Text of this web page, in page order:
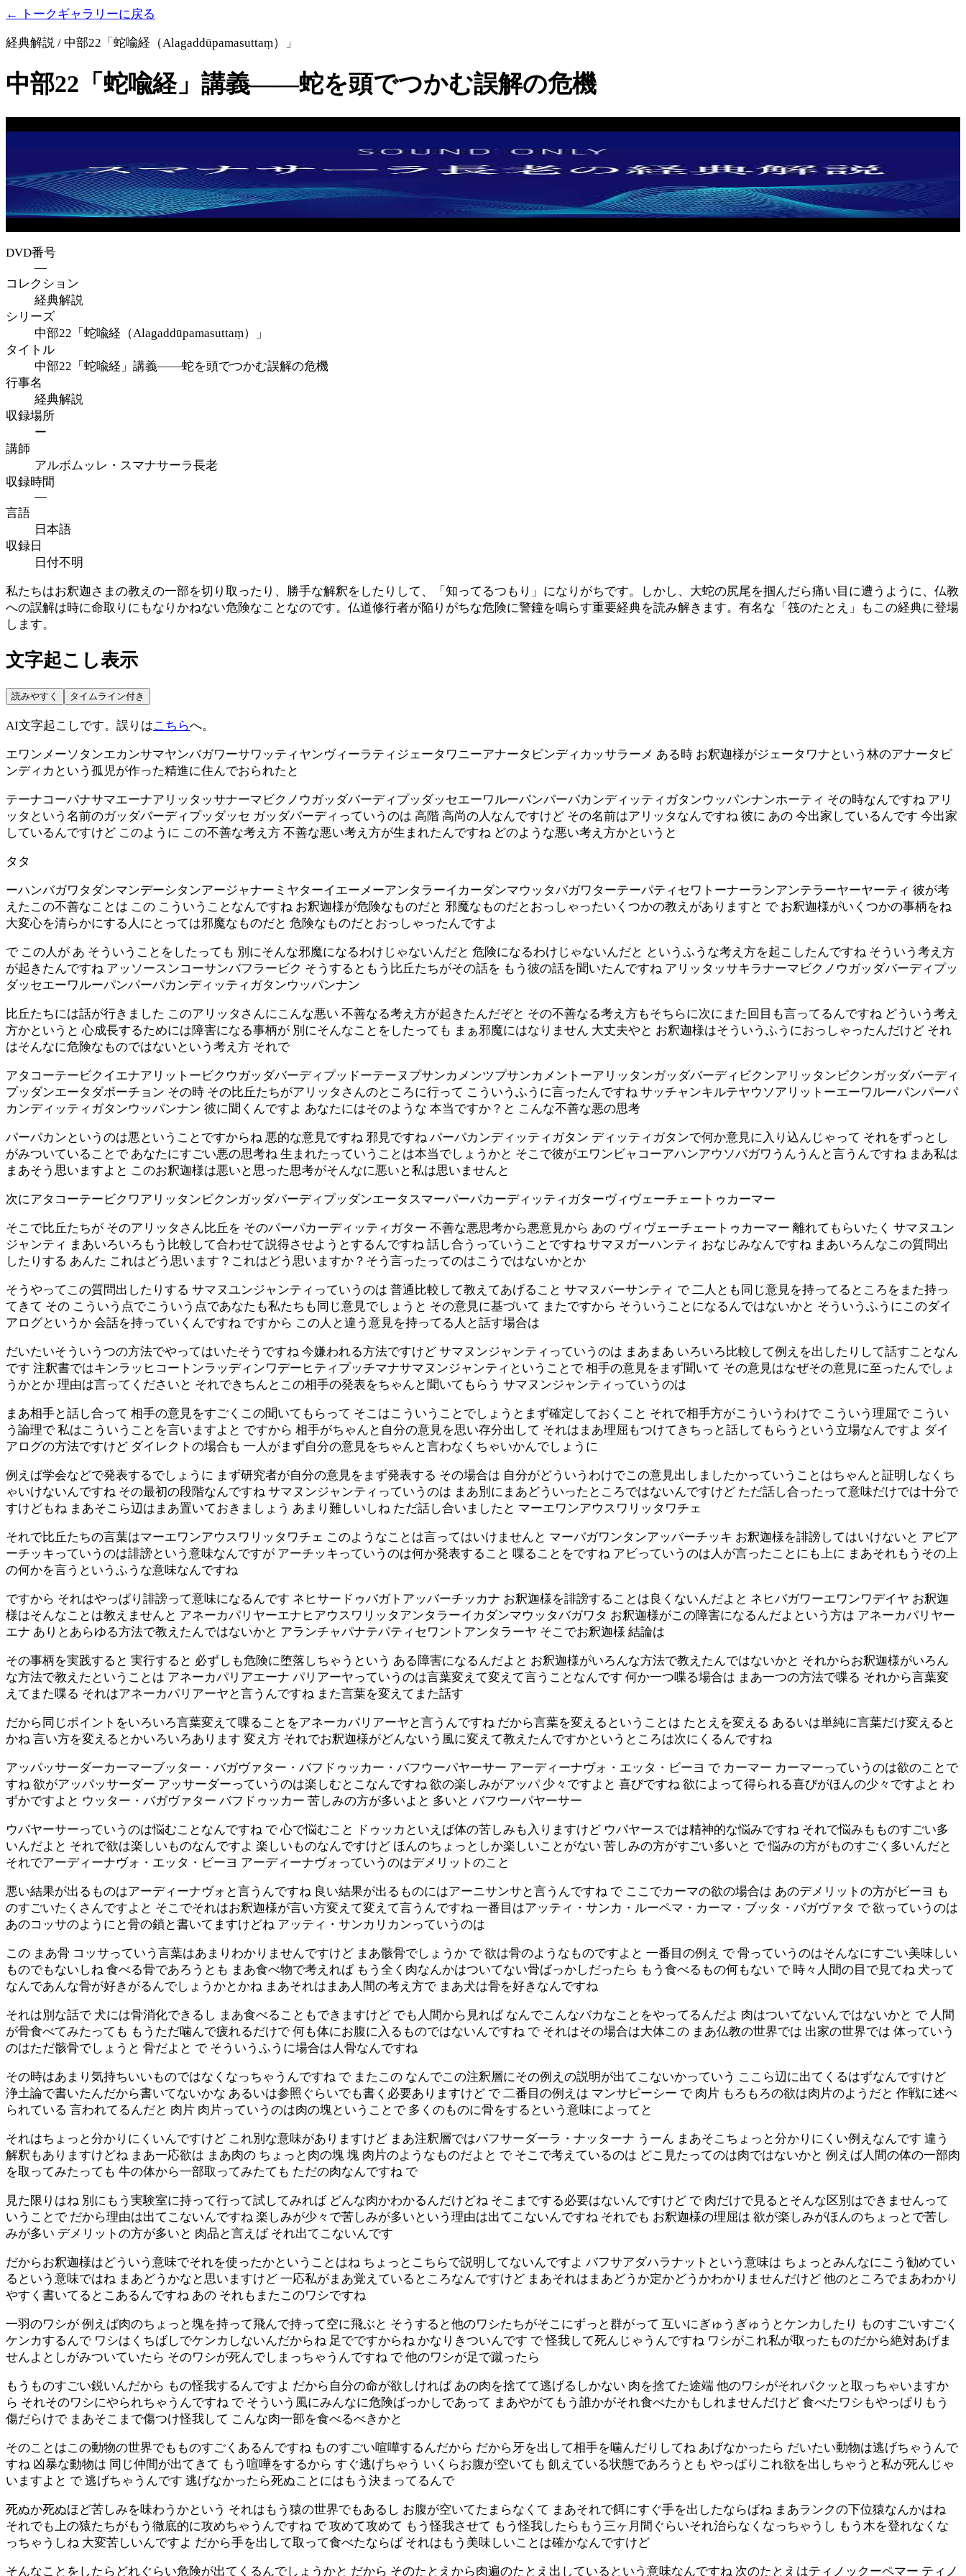
← トークギャラリーに戻る
経典解説 / 中部22「蛇喩経（Alagaddūpamasuttaṃ）」
中部22「蛇喩経」講義――蛇を頭でつかむ誤解の危機
DVD番号
—
コレクション
経典解説
シリーズ
中部22「蛇喩経（Alagaddūpamasuttaṃ）」
タイトル
中部22「蛇喩経」講義――蛇を頭でつかむ誤解の危機
行事名
経典解説
収録場所
ー
講師
アルボムッレ・スマナサーラ長老
収録時間
—
言語
日本語
収録日
日付不明
私たちはお釈迦さまの教えの一部を切り取ったり、勝手な解釈をしたりして、「知ってるつもり」になりがちです。しかし、大蛇の尻尾を掴んだら痛い目に遭うように、仏教
への誤解は時に命取りにもなりかねない危険なことなのです。仏道修行者が陥りがちな危険に警鐘を鳴らす重要経典を読み解きます。有名な「筏のたとえ」もこの経典に登場
します。
文字起こし表示
読みやすく タイムライン付き
AI文字起こしです。誤りはこちらへ。
エワンメーソタンエカンサマヤンバガワーサワッティヤンヴィーラティジェータワニーアナータピンディカッサラーメ ある時 お釈迦様がジェータワナという林のアナータピ
ンディカという孤児が作った精進に住んでおられたと
テーナコーパナサマエーナアリッタッサナーマビクノウガッダバーディプッダッセエーワルーパンパーパカンディッティガタンウッパンナンホーティ その時なんですね アリ
ッタという名前のガッダバーディプッダッセ ガッダバーディっていうのは 高階 高尚の人なんですけど その名前はアリッタなんですね 彼に あの 今出家しているんです 今出家
しているんですけど このように この不善な考え方 不善な悪い考え方が生まれたんですね どのような悪い考え方かというと
タタ
ーハンバガワタダンマンデーシタンアージャナーミヤターイエーメーアンタラーイカーダンマウッタバガワターテーパティセワトーナーランアンテラーヤーヤーティ 彼が考
えたこの不善なことは この こういうことなんですね お釈迦様が危険なものだと 邪魔なものだとおっしゃったいくつかの教えがありますと で お釈迦様がいくつかの事柄をね
大変心を清らかにする人にとっては邪魔なものだと 危険なものだとおっしゃったんですよ
で この人が あ そういうことをしたっても 別にそんな邪魔になるわけじゃないんだと 危険になるわけじゃないんだと というふうな考え方を起こしたんですね そういう考え方
が起きたんですね アッソースンコーサンバフラービク そうするともう比丘たちがその話を もう彼の話を聞いたんですね アリッタッサキラナーマビクノウガッダバーディプッ
ダッセエーワルーパンパーパカンディッティガタンウッパンナン
比丘たちには話が行きました このアリッタさんにこんな悪い 不善なる考え方が起きたんだぞと その不善なる考え方もそちらに次にまた回目も言ってるんですね どういう考え
方かというと 心成長するためには障害になる事柄が 別にそんなことをしたっても まぁ邪魔にはなりません 大丈夫やと お釈迦様はそういうふうにおっしゃったんだけど それ
はそんなに危険なものではないという考え方 それで
アタコーテービクイエナアリットービクウガッダバーディプッドーテーヌプサンカメンツプサンカメントーアリッタンガッダバーディビクンアリッタンビクンガッダバーディ
プッダンエータダボーチョン その時 その比丘たちがアリッタさんのところに行って こういうふうに言ったんですね サッチャンキルテヤウソアリットーエーワルーパンパーパ
カンディッティガタンウッパンナン 彼に聞くんですよ あなたにはそのような 本当ですか？と こんな不善な悪の思考
パーパカンというのは悪ということですからね 悪的な意見ですね 邪見ですね パーパカンディッティガタン ディッティガタンで何か意見に入り込んじゃって それをずっとし
がみついていることで あなたにすごい悪の思考ね 生まれたっていうことは本当でしょうかと そこで彼がエワンビャコーアハンアウソバガワうんうんと言うんですね まあ私は
まあそう思いますよと このお釈迦様は悪いと思った思考がそんなに悪いと私は思いませんと
次にアタコーテービクワアリッタンビクンガッダバーディプッダンエータスマーパーパカーディッティガターヴィヴェーチェートゥカーマー
そこで比丘たちが そのアリッタさん比丘を そのパーパカーディッティガター 不善な悪思考から悪意見から あの ヴィヴェーチェートゥカーマー 離れてもらいたく サマヌユン
ジャンティ まあいろいろもう比較して合わせて説得させようとするんですね 話し合うっていうことですね サマヌガーハンティ おなじみなんですね まあいろんなこの質問出
したりする あんた これはどう思います？これはどう思いますか？そう言ったってのはこうではないかとか
そうやってこの質問出したりする サマヌユンジャンティっていうのは 普通比較して教えてあげること サマヌバーサンティ で 二人とも同じ意見を持ってるところをまた持っ
てきて その こういう点でこういう点であなたも私たちも同じ意見でしょうと その意見に基づいて またですから そういうことになるんではないかと そういうふうにこのダイ
アログというか 会話を持っていくんですね ですから この人と違う意見を持ってる人と話す場合は
だいたいそういうつの方法でやってはいたそうですね 今嫌われる方法ですけど サマヌンジャンティっていうのは まあまあ いろいろ比較して例えを出したりして話すことなん
です 注釈書ではキンラッヒコートンラッディンワデーヒティプッチマナサマヌンジャンティということで 相手の意見をまず聞いて その意見はなぜその意見に至ったんでしょ
うかとか 理由は言ってくださいと それできちんとこの相手の発表をちゃんと聞いてもらう サマヌンジャンティっていうのは
まあ相手と話し合って 相手の意見をすごくこの聞いてもらって そこはこういうことでしょうとまず確定しておくこと それで相手方がこういうわけで こういう理屈で こうい
う論理で 私はこういうことを言いますよと ですから 相手がちゃんと自分の意見を思い存分出して それはまあ理屈もつけてきちっと話してもらうという立場なんですよ ダイ
アログの方法ですけど ダイレクトの場合も 一人がまず自分の意見をちゃんと言わなくちゃいかんでしょうに
例えば学会などで発表するでしょうに まず研究者が自分の意見をまず発表する その場合は 自分がどういうわけでこの意見出しましたかっていうことはちゃんと証明しなくち
ゃいけないんですね その最初の段階なんですね サマヌンジャンティっていうのは まあ別にまあどういったところではないんですけど ただ話し合ったって意味だけでは十分で
すけどもね まあそこら辺はまあ置いておきましょう あまり難しいしね ただ話し合いましたと マーエワンアウスワリッタワチェ
それで比丘たちの言葉はマーエワンアウスワリッタワチェ このようなことは言ってはいけませんと マーバガワンタンアッバーチッキ お釈迦様を誹謗してはいけないと アビア
ーチッキっていうのは誹謗という意味なんですが アーチッキっていうのは何か発表すること 喋ることをですね アビっていうのは人が言ったことにも上に まあそれもうその上
の何かを言うというふうな意味なんですね
ですから それはやっぱり誹謗って意味になるんです ネヒサードゥバガトアッバーチッカナ お釈迦様を誹謗することは良くないんだよと ネヒバガワーエワンワデイヤ お釈迦
様はそんなことは教えませんと アネーカパリヤーエナヒアウスワリッタアンタラーイカダンマウッタバガワタ お釈迦様がこの障害になるんだよという方は アネーカパリヤー
エナ ありとあらゆる方法で教えたんではないかと アランチャパナテパティセワントアンタラーヤ そこでお釈迦様 結論は
その事柄を実践すると 実行すると 必ずしも危険に堕落しちゃうという ある障害になるんだよと お釈迦様がいろんな方法で教えたんではないかと それからお釈迦様がいろん
な方法で教えたということは アネーカパリアエーナ パリアーヤっていうのは言葉変えて変えて言うことなんです 何か一つ喋る場合は まあ一つの方法で喋る それから言葉変
えてまた喋る それはアネーカパリアーヤと言うんですね また言葉を変えてまた話す
だから同じポイントをいろいろ言葉変えて喋ることをアネーカパリアーヤと言うんですね だから言葉を変えるということは たとえを変える あるいは単純に言葉だけ変えると
かね 言い方を変えるとかいろいろあります 変え方 それでお釈迦様がどんないう風に変えて教えたんですかというところは次にくるんですね
アッパッサーダーカーマーブッター・バガヴァター・バフドゥッカー・バフウーパヤーサー アーディーナヴォ・エッタ・ビーヨ で カーマー カーマーっていうのは欲のことで
すね 欲がアッパッサーダー アッサーダーっていうのは楽しむとこなんですね 欲の楽しみがアッパ 少々ですよと 喜びですね 欲によって得られる喜びがほんの少々ですよと わ
ずかですよと ウッター・バガヴァター バフドゥッカー 苦しみの方が多いよと 多いと バフウーパヤーサー
ウパヤーサーっていうのは悩むことなんですね で 心で悩むこと ドゥッカといえば体の苦しみも入りますけど ウパヤースでは精神的な悩みですね それで悩みもものすごい多
いんだよと それで欲は楽しいものなんですよ 楽しいものなんですけど ほんのちょっとしか楽しいことがない 苦しみの方がすごい多いと で 悩みの方がものすごく多いんだと
それでアーディーナヴォ・エッタ・ビーヨ アーディーナヴォっていうのはデメリットのこと
悪い結果が出るものはアーディーナヴォと言うんですね 良い結果が出るものにはアーニサンサと言うんですね で ここでカーマの欲の場合は あのデメリットの方がビーヨ も
のすごいたくさんですよと そこでそれはお釈迦様が言い方変えて変えて言うんですね 一番目はアッティ・サンカ・ルーペマ・カーマ・ブッタ・バガヴァタ で 欲っていうのは
あのコッサのようにと骨の鎖と書いてますけどね アッティ・サンカリカンっていうのは
この まあ骨 コッサっていう言葉はあまりわかりませんですけど まあ骸骨でしょうか で 欲は骨のようなものですよと 一番目の例え で 骨っていうのはそんなにすごい美味しい
ものでもないしね 食べる骨であろうとも まあ食べ物で考えれば もう全く肉なんかはついてない骨ばっかしだったら もう食べるもの何もない で 時々人間の目で見てね 犬って
なんであんな骨が好きがるんでしょうかとかね まあそれはまあ人間の考え方で まあ犬は骨を好きなんですね
それは別な話で 犬には骨消化できるし まあ食べることもできますけど でも人間から見れば なんでこんなバカなことをやってるんだよ 肉はついてないんではないかと で 人間
が骨食べてみたっても もうただ噛んで疲れるだけで 何も体にお腹に入るものではないんですね で それはその場合は大体この まあ仏教の世界では 出家の世界では 体っていう
のはただ骸骨でしょうと 骨だよと で そういうふうに場合は人骨なんですね
その時はあまり気持ちいいものではなくなっちゃうんですね で またこの なんでこの注釈層にその例えの説明が出てこないかっていう ここら辺に出てくるはずなんですけど
浄土論で書いたんだから書いてないかな あるいは参照ぐらいでも書く必要ありますけど で 二番目の例えは マンサピーシー で 肉片 もろもろの欲は肉片のようだと 作戦に述べ
られている 言われてるんだと 肉片 肉片っていうのは肉の塊ということで 多くのものに骨をするという意味によってと
それはちょっと分かりにくいんですけど これ別な意味がありますけど まあ注釈層ではバフサーダーラ・ナッターナ うーん まあそこちょっと分かりにくい例えなんです 違う
解釈もありますけどね まあ一応欲は まあ肉の ちょっと肉の塊 塊 肉片のようなものだよと で そこで考えているのは どこ見たってのは肉ではないかと 例えば人間の体の一部肉
を取ってみたっても 牛の体から一部取ってみたても ただの肉なんですね で
見た限りはね 別にもう実験室に持って行って試してみれば どんな肉かわかるんだけどね そこまでする必要はないんですけど で 肉だけで見るとそんな区別はできませんって
いうことで だから理由は出てこないんですね 楽しみが少々で苦しみが多いという理由は出てこないんですね それでも お釈迦様の理屈は 欲が楽しみがほんのちょっとで苦し
みが多い デメリットの方が多いと 肉品と言えば それ出てこないんです
だからお釈迦様はどういう意味でそれを使ったかということはね ちょっとこちらで説明してないんですよ バフサアダハラナットという意味は ちょっとみんなにこう勧めてい
るという意味ではね まあどうかなと思いますけど 一応私がまあ覚えているところなんですけど まあそれはまあどうか定かどうかわかりませんだけど 他のところでまあわかり
やすく書いてるとこあるんですね あの それもまたこのワシですね
一羽のワシが 例えば肉のちょっと塊を持って飛んで持って空に飛ぶと そうすると他のワシたちがそこにずっと群がって 互いにぎゅうぎゅうとケンカしたり ものすごいすごく
ケンカするんで ワシはくちばしでケンカしないんだからね 足でですからね かなりきついんです で 怪我して死んじゃうんですね ワシがこれ私が取ったものだから絶対あげま
せんよとしがみついていたら そのワシが死んでしまっちゃうんですね で 他のワシが足で蹴ったら
もうものすごい鋭いんだから もの怪我するんですよ だから自分の命が欲しければ あの肉を捨てて逃げるしかない 肉を捨てた途端 他のワシがそれパクッと取っちゃいますか
ら それそのワシにやられちゃうんですね で そういう風にみんなに危険ばっかしであって まあやがてもう誰かがそれ食べたかもしれませんだけど 食べたワシもやっぱりもう
傷だらけで まあそこまで傷つけ怪我して こんな肉一部を食べるべきかと
そのことはこの動物の世界でもものすごくあるんですね ものすごい喧嘩するんだから だから牙を出して相手を噛んだりしてね あげなかったら だいたい動物は逃げちゃうんで
すね 凶暴な動物は 同じ仲間が出てきて もう喧嘩をするから すぐ逃げちゃう いくらお腹が空いても 飢えている状態であろうとも やっぱりこれ欲を出しちゃうと私が死んじゃ
いますよと で 逃げちゃうんです 逃げなかったら死ぬことにはもう決まってるんで
死ぬか死ぬほど苦しみを味わうかという それはもう猿の世界でもあるし お腹が空いてたまらなくて まあそれで餌にすぐ手を出したならばね まあランクの下位猿なんかはね
それでも上の猿たちがもう徹底的に攻めちゃうんですね で 攻めて攻めて もう怪我させて もう怪我したらもう三ヶ月間ぐらいそれ治らなくなっちゃうし もう木を登れなくな
っちゃうしね 大変苦しいんですよ だから手を出して取って食べたならば それはもう美味しいことは確かなんですけど
そんなことをしたらどれぐらい危険が出てくるんでしょうかと だから そのたとえから肉遍のたとえ出しているという意味なんですね 次のたとえはティノックーペマー ティノ